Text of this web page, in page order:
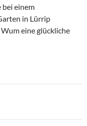
bei einem
in Lürrip
eine glückliche